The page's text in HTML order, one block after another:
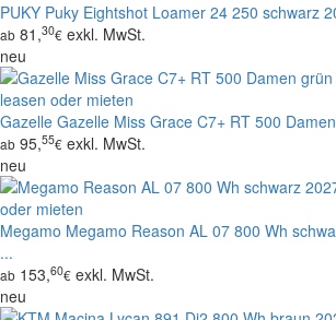
PUKY Puky Eightshot Loamer 24 250 schwarz
ab 81,30€ exkl. MwSt.
neu
Gazelle Gazelle Miss Grace C7+ RT 500
ab 95,55€ exkl. MwSt.
neu
Megamo Megamo Reason AL 07 800 Wh
...
ab 153,60€ exkl. MwSt.
neu